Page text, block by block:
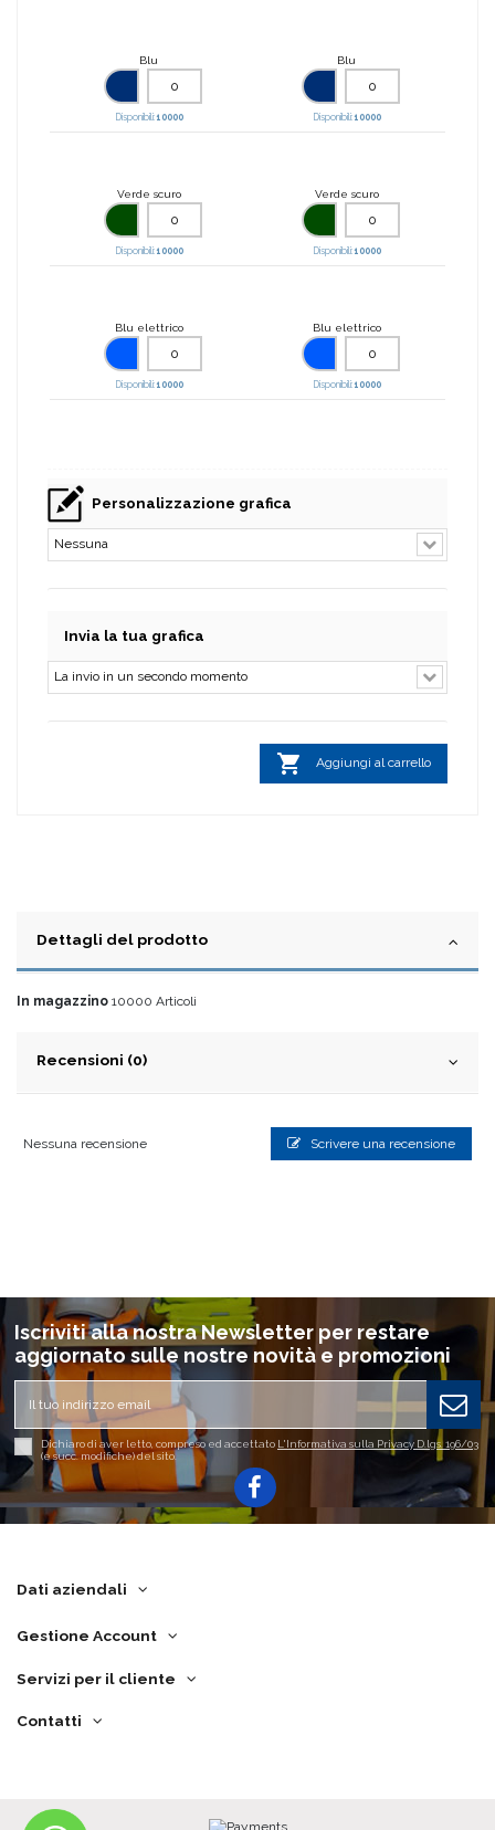
Blu
Disponibili:10000
Verde scuro
Disponibili:10000
Blu elettrico
Disponibili:10000
Blu
Disponibili:10000
Verde scuro
Disponibili:10000
Blu elettrico
Disponibili:10000
Personalizzazione grafica
Invia la tua grafica
 Aggiungi al carrello
Dettagli del prodotto
In magazzino 10000 Articoli
Recensioni (0)
Nessuna recensione Scrivere una recensione
Iscriviti alla nostra Newsletter per restare
aggiornato sulle nostre novità e promozioni
Dichiaro di aver letto, compreso ed accettato L'Informativa sulla Privacy D.lgs. 196/03
(e succ. modifiche) del sito.
Dati aziendali
Gestione Account
Servizi per il cliente
Contatti